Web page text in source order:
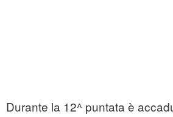
Durante la 12^ puntata è